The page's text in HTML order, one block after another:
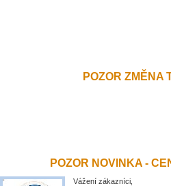
POZOR ZMĚNA
POZOR NOVINKA -
Vážení zákazníci,